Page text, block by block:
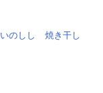
いのしし
焼き干し